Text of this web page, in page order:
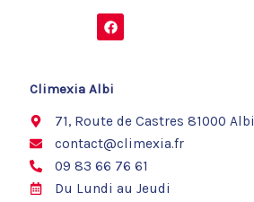
F
a
c
o
Climexia Albi
71, Route de Castres 81000 Albi
contact@climexia.fr
09 83 66 76 61
Du Lundi au Jeudi